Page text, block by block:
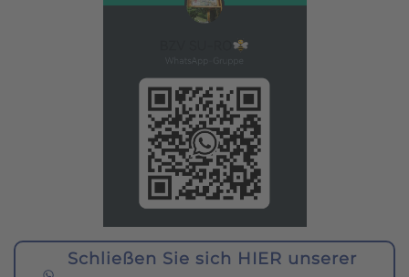
Schließen Sie sich HIER unserer